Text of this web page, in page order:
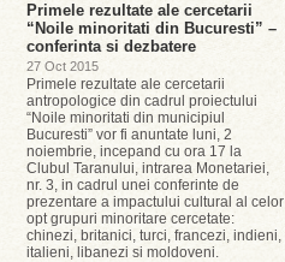
Primele rezultate ale cercetarii
“Noile minoritati din Bucuresti” –
conferinta si dezbatere
27 Oct 2015
Primele rezultate ale cercetarii
antropologice din cadrul proiectului
“Noile minoritati din municipiul
Bucuresti” vor fi anuntate luni, 2
noiembrie, incepand cu ora 17 la
Clubul Taranului, intrarea Monetariei,
nr. 3, in cadrul unei conferinte de
prezentare a impactului cultural al celor
opt grupuri minoritare cercetate:
chinezi, britanici, turci, francezi, indieni,
italieni, libanezi si moldoveni.